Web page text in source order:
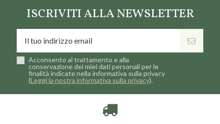
ISCRIVITI ALLA NEWSLETTER
Acconsento al trattamento e alla
conservazione dei miei dati personali per le
finalità indicate nella informativa sulla privacy
(Leggi la nostra informativa sulla privacy).